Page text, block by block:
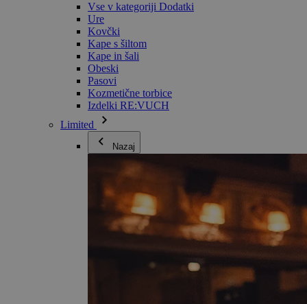
Vse v kategoriji Dodatki
Ure
Kovčki
Kape s šiltom
Kape in šali
Obeski
Pasovi
Kozmetične torbice
Izdelki RE:VUCH
Limited
Nazaj